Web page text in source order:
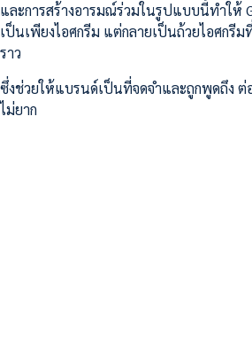
และการสร้างอารมณ์ร่วมในรูปแบบนี้ทำให้
เป็นเพียงไอศกรีม แต่กลายเป็นถ้วยไอศกรี
ราว
ซึ่งช่วยให้แบรนด์เป็นที่จดจำและถูกพูดถึง ต่
ไม่ยาก